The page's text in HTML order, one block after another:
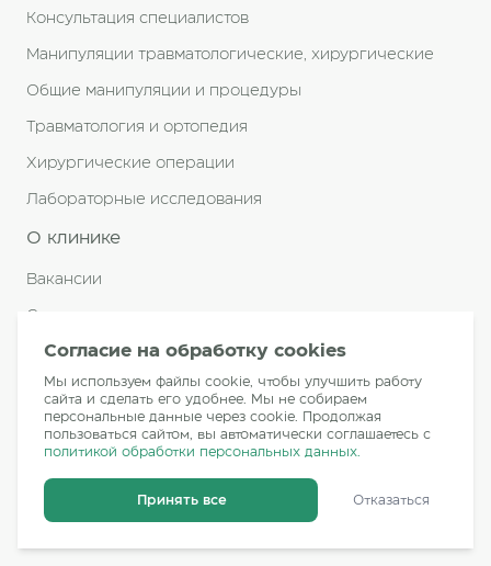
Информация
О клинике
Вакансии
Сотрудничество
Реквизиты
Документация
Контакты
Консультация специалистов
Манипуляции травматологические, хирургические
Общие манипуляции и процедуры
Травматология и ортопедия
Хирургические операции
Лабораторные исследования
Согласие на обработку cookies
Мы используем файлы cookie, чтобы улучшить работу
сайта и сделать его удобнее. Мы не собираем
персональные данные через cookie. Продолжая
пользоваться сайтом, вы автоматически соглашаетесь с
политикой обработки персональных данных.
Принять все Отказаться